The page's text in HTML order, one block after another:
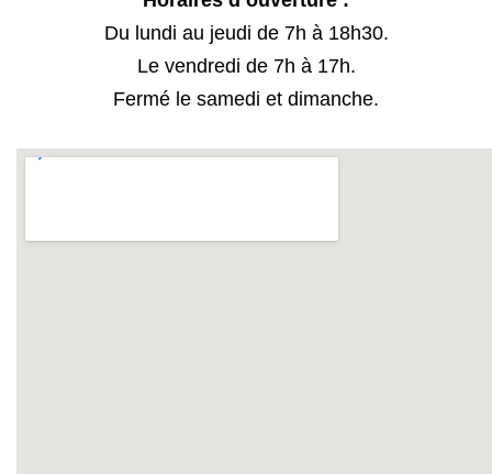
Du lundi au jeudi de 7h à 18h30.
Le vendredi de 7h à 17h.
Fermé le samedi et dimanche.